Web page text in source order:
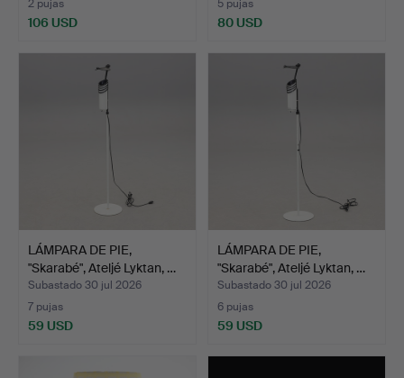
2 pujas
106 USD
5 pujas
80 USD
LÁMPARA DE PIE,
"Skarabé", Ateljé Lyktan, …
Subastado 30 jul 2026
7 pujas
59 USD
LÁMPARA DE PIE,
"Skarabé", Ateljé Lyktan, …
Subastado 30 jul 2026
6 pujas
59 USD